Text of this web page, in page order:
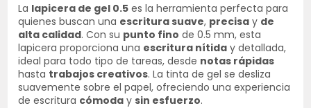
La lapicera de gel 0.5 es la herramienta perfecta para
quienes buscan una escritura suave, precisa y de
alta calidad. Con su punto fino de 0.5 mm, esta
lapicera proporciona una escritura nítida y detallada,
ideal para todo tipo de tareas, desde notas rápidas
hasta trabajos creativos. La tinta de gel se desliza
suavemente sobre el papel, ofreciendo una experiencia
de escritura cómoda ysin esfuerzo.